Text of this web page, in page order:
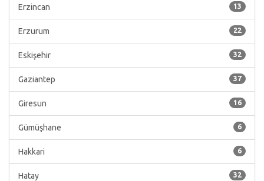
13
Erzincan
22
Erzurum
32
Eskişehir
37
Gaziantep
16
Giresun
6
Gümüşhane
6
Hakkari
32
Hatay